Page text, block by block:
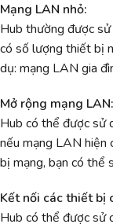
Mạng LAN nhỏ:
Hub thường được
có số lượng thiết bị
dụ: mạng LAN gia
Mở rộng mạng LAN:
Hub có thể được sử
nếu mạng LAN hiện
bị mạng, bạn có thể
Kết nối các thiết bị
Hub có thể được sử